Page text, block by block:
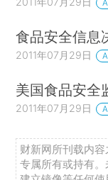
食品安全信息
2011年07月29日
美国食品安全
2011年07月29日
财新网所刊载内
专属所有或持有